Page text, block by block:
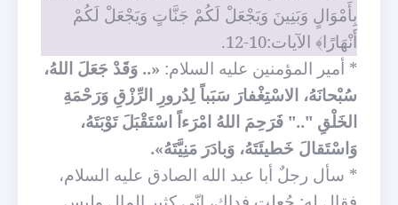
بِأَمْوَالٍ وَبَنِينَ وَيَجْعَلْ لَكُمْ جَنَّاتٍ وَيَجْعَلْ لَكُمْ
أَنْهَارًا﴾ الآيات:10-12.
* أمير المؤمنين عليه السلام: «.. وَقَدْ جَعَلَ اللهُ،
سُبْحانَهُ، الاسْتِغْفارَ سَبَباً لِدُرورِ الرِّزْقِ وَرَحْمَةِ
الخَلْقِ ".." فَرَحِمَ اللهُ امْرَءاً اسْتَقْبَلَ تَوْبَتَهُ،
وَاسْتَقالَ خَطيئَتَهُ، وَبادَرَ مَنِيَّتَهُ».
* سأل رجلٌ أبا عبد الله الصادق عليه السلام،